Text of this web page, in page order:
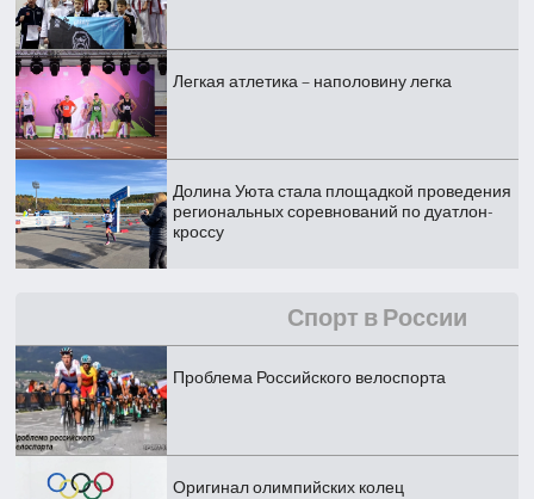
Легкая атлетика – наполовину легка
Долина Уюта стала площадкой проведения
региональных соревнований по дуатлон-
кроссу
Спорт в России
Проблема Российского велоспорта
Оригинал олимпийских колец